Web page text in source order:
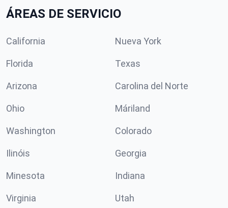
ÁREAS DE SERVICIO
California Nueva York
Florida Texas
Arizona Carolina del Norte
Ohio Máriland
Washington Colorado
Ilinóis Georgia
Minesota Indiana
Virginia Utah